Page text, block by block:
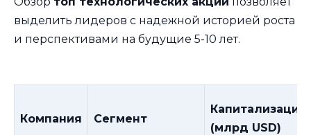
выделить лидеров с надежной историей роста
и перспективами на будущие 5-10 лет.
Компания Сегмент
Капитализация
(млрд USD)